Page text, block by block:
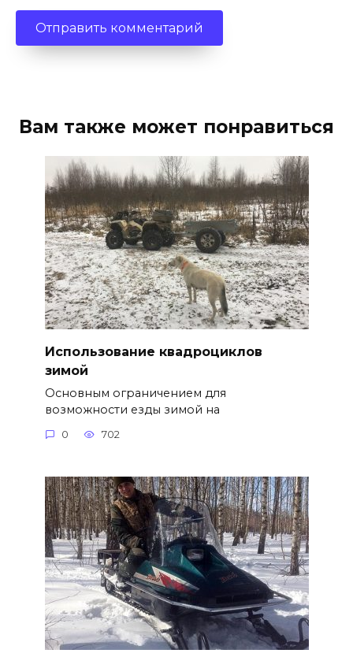
Вам также может понравиться
Использование квадроциклов
зимой
Основным ограничением для
возможности езды зимой на
0 702